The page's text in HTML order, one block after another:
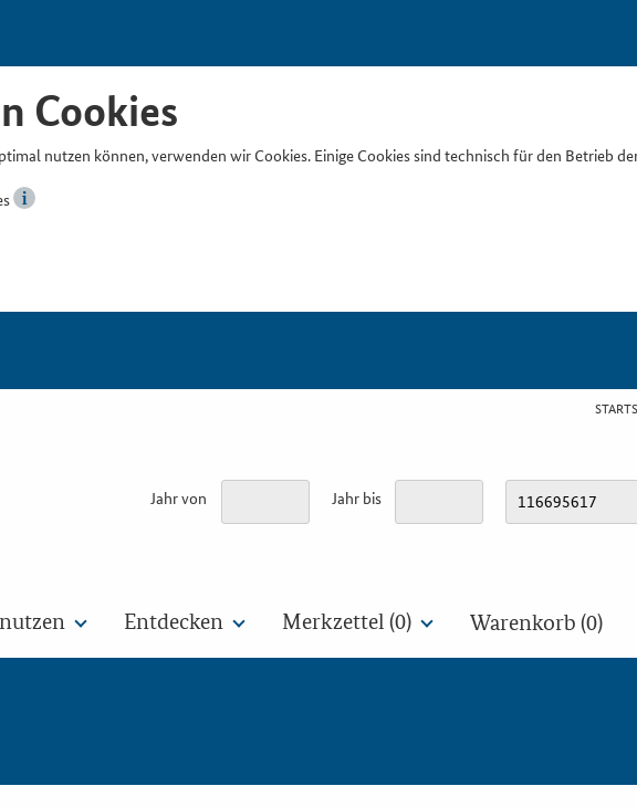
Cookies
nutzen können, verwenden wir Cookies. Einige Cookies sind technisch für den Betrieb
Jahr von Jahr bis
Entdecken Merkzettel (0) Warenkorb (0)